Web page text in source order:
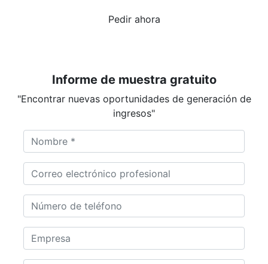
Pedir ahora
Informe de muestra gratuito
"Encontrar nuevas oportunidades de generación de
ingresos"